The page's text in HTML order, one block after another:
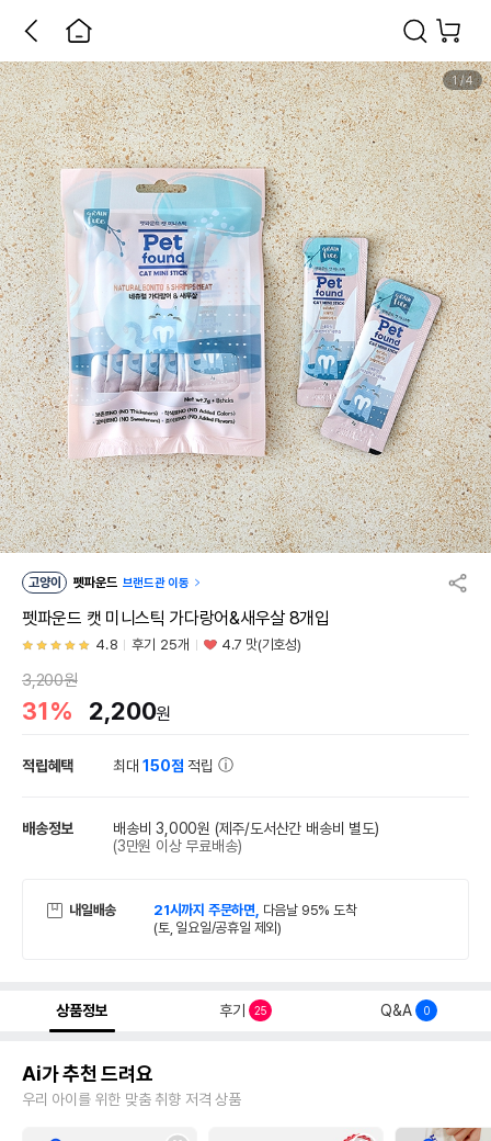
1/4
고양이 펫파운드 브랜드관 이동
펫파운드 캣 미니스틱 가다랑어&새우살 8개입
4.8 후기 25개 4.7 맛(기호성)
3,200원
31% 2,200원
적립혜택 최대150점 적립
배송정보 배송비 3,000원 (제주/도서산간 배송비 별도)
(3만원 이상 무료배송)
내일배송 21시까지 주문하면, 다음날 95% 도착
(토, 일요일/공휴일 제외)
상품정보 후기 25 Q&A 0
Ai가 추천 드려요
우리 아이를 위한 맞춤 취향 저격 상품